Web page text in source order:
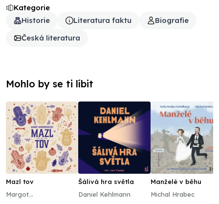
Kategorie
Historie
Literatura faktu
Biografie
Česká literatura
Mohlo by se ti líbit
Mazl tov
Margot
Šálivá hra světla
Daniel Kehlmann
Manželé v běhu
Michal Hrabec